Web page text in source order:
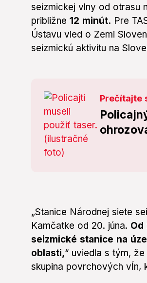
seizmickej vlny od otrasu
približne 12 minút. Pre
Ústavu vied o Zemi
seizmickú aktivitu na
Prečítajte
„Stanice Národnej siete
Kamčatke od 20. júna. Od
seizmické stanice na
oblasti,“ uviedla s tým,
skupina povrchových vĺn,